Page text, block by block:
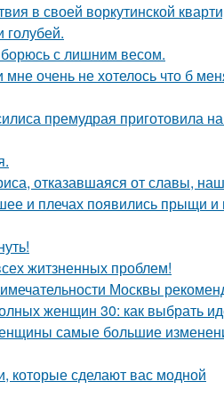
в своей воркутинской
голубей.
с лишним весом.
очень не хотелось что б
премудрая приготовила
отказавшаяся от славы,
и плечах появились прыщи
житзненных проблем!
Москвы
женщин 30: как выбрать
самые большие
которые сделают вас модной